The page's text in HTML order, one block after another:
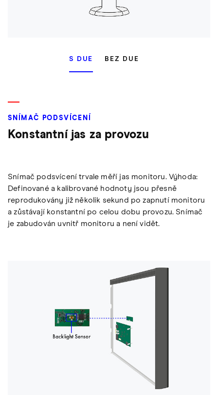
S DUE BEZ DUE
SNÍMAČ PODSVÍCENÍ
Konstantní jas za provozu
Snímač podsvícení trvale měří jas monitoru. Výhoda:
Definované a kalibrované hodnoty jsou přesně
reprodukovány již několik sekund po zapnutí monitoru
a zůstávají konstantní po celou dobu provozu. Snímač
je zabudován uvnitř monitoru a není vidět.